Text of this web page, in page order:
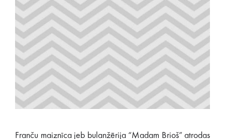
Franču maiznīca jeb bulanžērija “Madam Brioš” atrodas